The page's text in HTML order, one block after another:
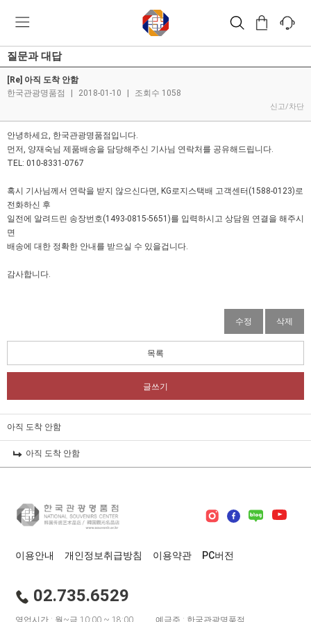
질문과 대답
[Re] 아직 도착 안함
한국관광명품점
2018-01-10 조회수 1058
신고/차단
안녕하세요, 한국관광명품점입니다.
먼저, 양재숙님 제품배송을 담당해주신 기사님 연락처를 공유해드립니다.
TEL: 010-8331-0767
혹시 기사님께서 연락을 받지 않으신다면, KG로지스택배 고객센터(1588-0123)로
전화하신 후
일전에 알려드린 송장번호(1493-0815-5651)를 입력하시고 상담원 연결을 해주시
면
배송에 대한 정확한 안내를 받으실 수 있을겁니다.
감사합니다.
수정 삭제
목록
글쓰기
아직 도착 안함
아직 도착 안함
이용안내 개인정보취급방침 이용약관 PC버전
02.735.6529
영업시간 : 월~금 10:00 ~ 18:00 예금주 : 한국관광명품점